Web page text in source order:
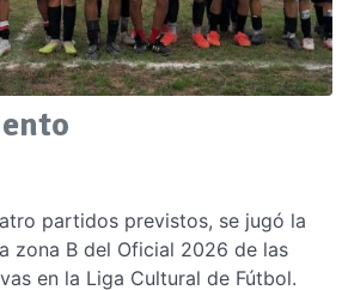
partidos previstos, se jugó la
zona B del Oficial 2026 de las
en la Liga Cultural de Fútbol.